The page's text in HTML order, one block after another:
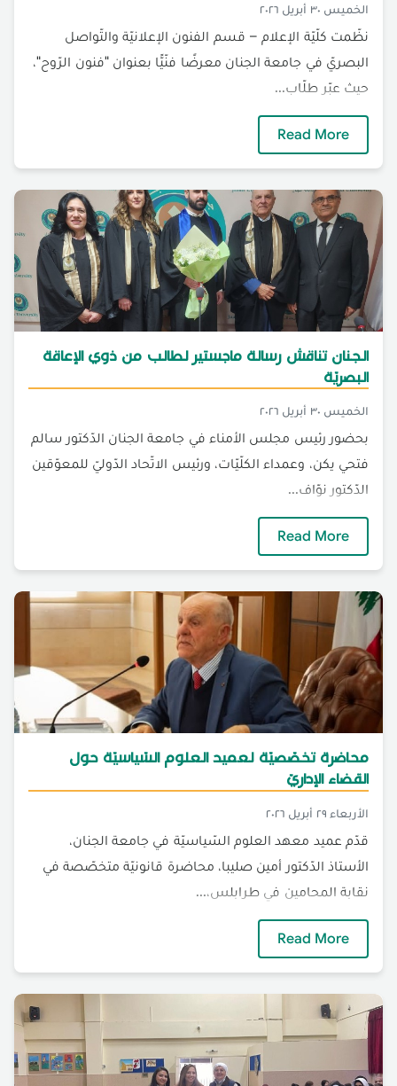
الخميس ٣٠ أبريل ٢٠٢٦
نظّمت كلّيّة الإعلام – قسم الفنون الإعلانيّة والتّواصل
البصريّ في جامعة الجنان معرضًا فنّيًّا بعنوان "فنون الرّوح"،
حيث عبّر طلّاب...
Read More
الجنان تناقش رسالة ماجستير لطالب من ذوي الإعاقة
البصريّة
الخميس ٣٠ أبريل ٢٠٢٦
بحضور رئيس مجلس الأمناء في جامعة الجنان الدّكتور سالم
فتحي يكن، وعمداء الكلّيّات، ورئيس الاتّحاد الدّوليّ للمعوّقين
الدّكتور نوّاف...
Read More
محاضرة تخصّصيّة لعميد العلوم السّياسيّة حول
القضاء الإداريّ
الأربعاء ٢٩ أبريل ٢٠٢٦
قدّم عميد معهد العلوم السّياسيّة في جامعة الجنان،
الأستاذ الدّكتور أمين صليبا، محاضرة قانونيّة متخصّصة في
نقابة المحامين في طرابلس،...
Read More